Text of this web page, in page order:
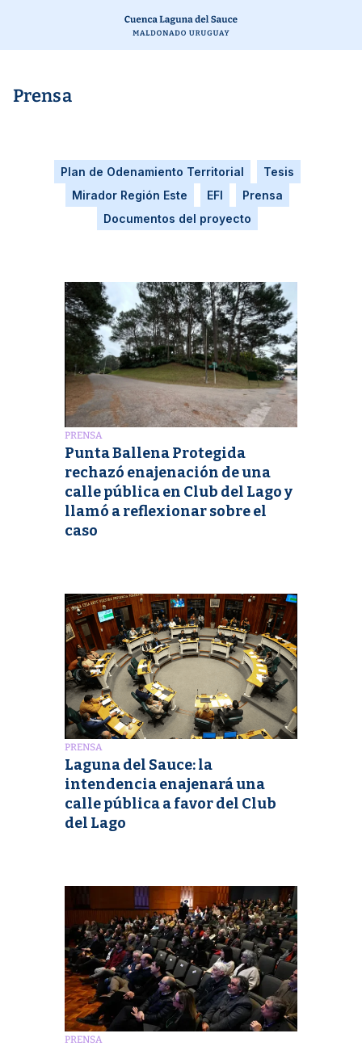
Prensa
Plan de Odenamiento Territorial
Tesis
Mirador Región Este
EFI
Prensa
Documentos del proyecto
PRENSA
Punta Ballena Protegida
rechazó enajenación de una
calle pública en Club del Lago y
llamó a reflexionar sobre el
caso
PRENSA
Laguna del Sauce: la
intendencia enajenará una
calle pública a favor del Club
del Lago
PRENSA